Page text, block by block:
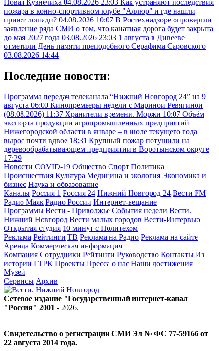
Новая Кузнечиха 04.08.2026 23:03 Как устраняют последствия
пожара в конно-спортивном клубе "Аллюр" и где нашли
приют лошади? 04.08.2026 10:07 В Ростехнадзоре опровергли
заявление ряда СМИ о том, что канатная дорога будет закрыта
до мая 2027 года 03.08.2026 23:03 1 августа в Дивееве
отметили День памяти преподобного Серафима Саровского
03.08.2026 14:44
Последние новости:
Программа передач телеканала “Нижний Новгород 24” на 9
августа 06:00 Кинопремьеры недели с Мариной Ревягиной
(08.08.2026) 11:37 Хранители времени. Моржи 10:07 Объём
экспорта продукции агропромышленных предприятий
Нижегородской области в январе – в июле текущего года
вырос почти вдвое 18:31 Крупный пожар потушили на
деревообрабатывающем предприятии в Воротынском округе
17:29
Новости COVID-19 Общество Спорт Политика
Происшествия Культура Медицина и экология Экономика и
бизнес Наука и образование
Каналы Россия 1 Россия 24 Нижний Новгород 24 Вести FM
Радио Маяк Радио России Интернет-вещание
Программы Вести - Приволжье События недели Вести.
Нижний Новгород Вести малых городов Вести-Интервью
Открытая студия 10 минут с Политехом
Реклама Рейтинги ТВ Реклама на Радио Реклама на сайте
Аренда Коммерческая информация
Компания Сотрудники Рейтинги Руководство Контакты Из
истории ГТРК Проекты Пресса о нас Наши достижения
Музей
Сервисы Архив
Сетевое издание "Государственный интернет-канал
"Россия" 2001 - 2026.
Свидетельство о регистрации СМИ Эл № ФС 77-59166 от
22 августа 2014 года.